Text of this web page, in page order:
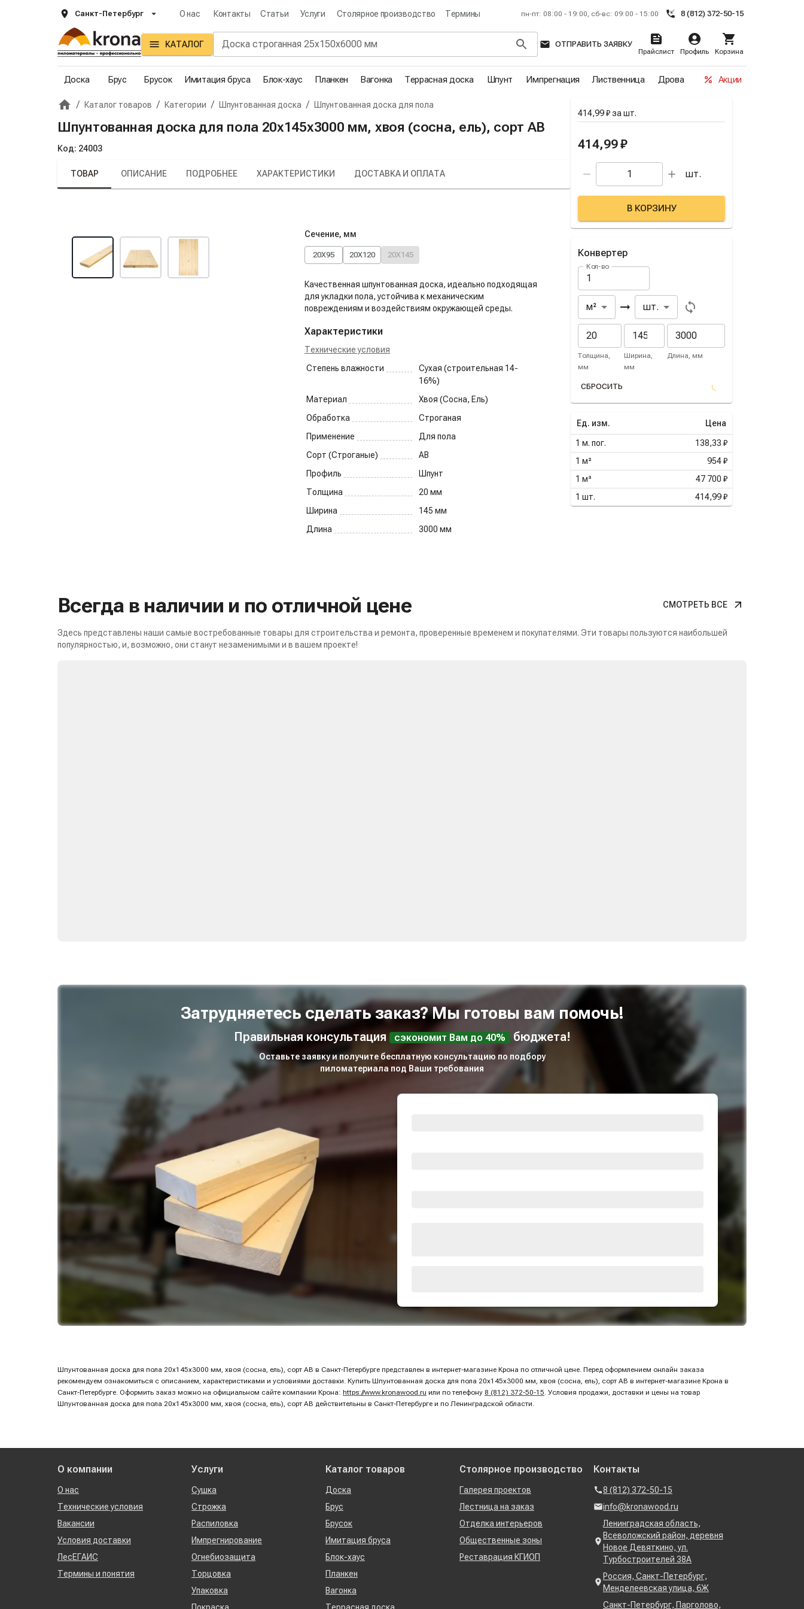
Санкт-Петербург О нас Контакты Статьи Услуги Столярное производство Термины пн-пт: 08:00 - 19:00, сб-вс: 09:00 - 15:00 8 (812) 372-50-15
КАТАЛОГ ОТПРАВИТЬ ЗАЯВКУ
Прайслист Профиль Корзина
Доска Брус Брусок Имитация бруса Блок-хаус Планкен Вагонка Террасная доска Шпунт Импрегнация Лиственница Дрова Акции
Главная
/ Каталог товаров / Категории / Шпунтованная доска / Шпунтованная доска для пола
Шпунтованная доска для пола 20х145х3000 мм, хвоя (сосна, ель), сорт AB
Код: 24003
Крона
ТОВАР ОПИСАНИЕ ПОДРОБНЕЕ ХАРАКТЕРИСТИКИ ДОСТАВКА И ОПЛАТА
Сечение, мм
20X95 20X120 20X145
Качественная шпунтованная доска, идеально подходящая
для укладки пола, устойчива к механическим
повреждениям и воздействиям окружающей среды.
Характеристики
Технические условия
Степень влажности
Сухая (строительная 14-
16%)
Материал
Хвоя (Сосна, Ель)
Обработка
Строганая
Применение
Для пола
Сорт (Строганые)
AB
Профиль
Шпунт
Толщина
20 мм
Ширина
145 мм
Длина
3000 мм
414,99 ₽за шт.
414,99 ₽
шт.
В КОРЗИНУ
Конвертер
Кол-во
Из
м²
В
шт.
Толщина,
мм
Ширина,
мм
Длина, мм
СБРОСИТЬ
Ед. изм. Цена
1 м. пог.
138,33 ₽
1 м²
954 ₽
1 м³
47 700 ₽
1 шт. 414,99 ₽
Всегда в наличии и по отличной цене СМОТРЕТЬ ВСЕ
Здесь представлены наши самые востребованные товары для строительства и ремонта, проверенные временем и покупателями. Эти товары пользуются наибольшей
популярностью, и, возможно, они станут незаменимыми и в вашем проекте!
Затрудняетесь сделать заказ? Мы готовы вам помочь!
Правильная консультация сэкономит Вам до 40% бюджета!
Оставьте заявку и получите бесплатную консультацию по подбору
пиломатериала под Ваши требования
Шпунтованная доска для пола 20х145х3000 мм, хвоя (сосна, ель), сорт AB в Санкт-Петербурге представлен в интернет-магазине Крона по отличной цене. Перед оформлением онлайн заказа
рекомендуем ознакомиться с описанием, характеристиками и условиями доставки. Купить Шпунтованная доска для пола 20х145х3000 мм, хвоя (сосна, ель), сорт AB в интернет-магазине Крона в
Санкт-Петербурге. Оформить заказ можно на официальном сайте компании Крона: https://www.kronawood.ru или по телефону 8 (812) 372-50-15 . Условия продажи, доставки и цены на товар
Шпунтованная доска для пола 20х145х3000 мм, хвоя (сосна, ель), сорт AB действительны в Санкт-Петербурге и по Ленинградской области.
О компании
О нас
Технические условия
Вакансии
Условия доставки
ЛесЕГАИС
Термины и понятия
Услуги
Сушка
Строжка
Распиловка
Импрегнирование
Огнебиозащита
Торцовка
Упаковка
Каталог товаров
Доска
Брус
Брусок
Имитация бруса
Блок-хаус
Планкен
Вагонка
Столярное производство
Галерея проектов
Лестница на заказ
Отделка интерьеров
Общественные зоны
Реставрация КГИОП
Контакты
8 (812) 372-50-15
info@kronawood.ru
Ленинградская область,
Всеволожский район, деревня
Новое Девяткино, ул.
Турбостроителей 38А
Россия, Санкт-Петербург,
Менделеевская улица, 6Ж
Санкт-Петербург, Парголово,